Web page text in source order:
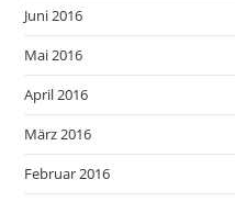
Juni 2016
Mai 2016
April 2016
März 2016
Februar 2016